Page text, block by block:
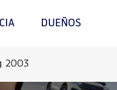
DUEÑOS
2003